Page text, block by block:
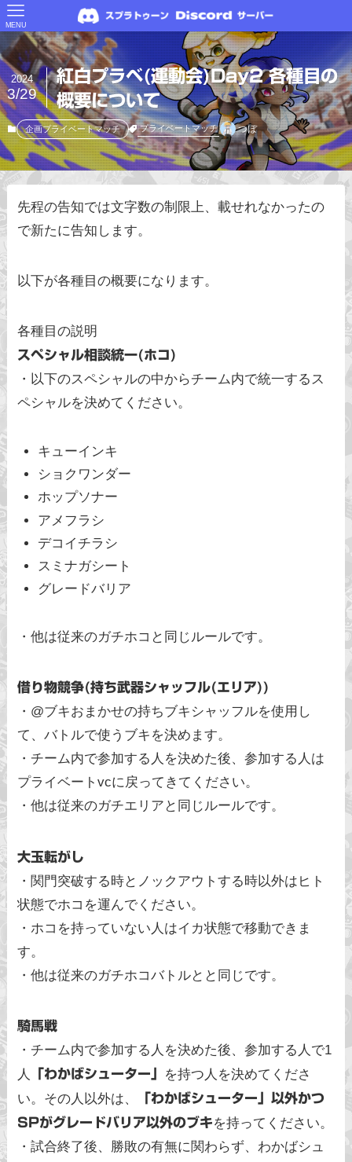
MENU
紅白プラベ(運動会)Day2 各種目の
概要について
2024
3/29
企画プライベートマッチ プライベートマッチ つぼ
先程の告知では文字数の制限上、載せれなかったの
で新たに告知します。
以下が各種目の概要になります。
各種目の説明
スペシャル相談統一(ホコ)
・以下のスペシャルの中からチーム内で統一するス
ペシャルを決めてください。
キューインキ
ショクワンダー
ホップソナー
アメフラシ
デコイチラシ
スミナガシート
グレードバリア
・他は従来のガチホコと同じルールです。
借り物競争(持ち武器シャッフル(エリア))
・@ブキおまかせの持ちブキシャッフルを使用し
て、バトルで使うブキを決めます。
・チーム内で参加する人を決めた後、参加する人は
プライベートvcに戻ってきてください。
・他は従来のガチエリアと同じルールです。
大玉転がし
・関門突破する時とノックアウトする時以外はヒト
状態でホコを運んでください。
・ホコを持っていない人はイカ状態で移動できま
す。
・他は従来のガチホコバトルとと同じです。
騎馬戦
・チーム内で参加する人を決めた後、参加する人で1
人
「わかばシューター」 を持つ人を決めてくださ
い。その人以外は、
「わかばシューター」以外かつ
SPがグレードバリア以外のブキを持ってください。
・試合終了後、勝敗の有無に関わらず、わかばシュ